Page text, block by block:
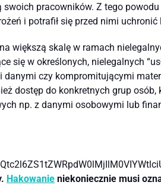
pracowników. Z tego
i potrafił się przed nimi
większą skalę w ramach
się w określonych, nielegalnych
czy kompromitującymi
dostęp do konkretnych grup
np. z danymi osobowymi lub
Hakowanie niekoniecznie musi